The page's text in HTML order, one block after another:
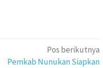
Pos berikutnya
Pemkab Nunukan Siapkan